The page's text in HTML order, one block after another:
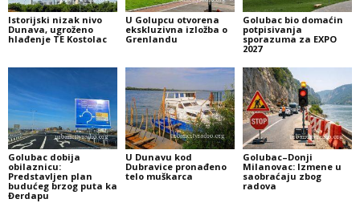
Istorijski nizak nivo
Dunava, ugroženo
hlađenje TE Kostolac
U Golupcu otvorena
ekskluzivna izložba o
Grenlandu
Golubac bio domaćin
potpisivanja
sporazuma za EXPO
2027
Golubac dobija
obilaznicu:
Predstavljen plan
budućeg brzog puta ka
Đerdapu
U Dunavu kod
Dubravice pronađeno
telo muškarca
Golubac–Donji
Milanovac: Izmene u
saobraćaju zbog
radova